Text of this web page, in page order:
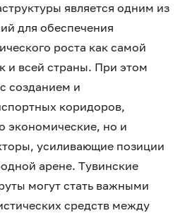
является одним из
для обеспечения
роста как самой
и всей страны. При этом
созданием и
коридоров,
экономические, но и
усиливающие позиции
арене. Тувинские
могут стать важными
средств между